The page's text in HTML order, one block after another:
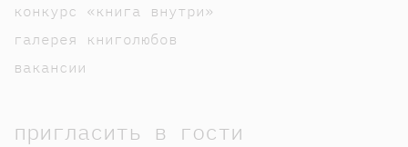
конкурс «книга внутри»
галерея книголюбов
вакансии
пригласить в гости